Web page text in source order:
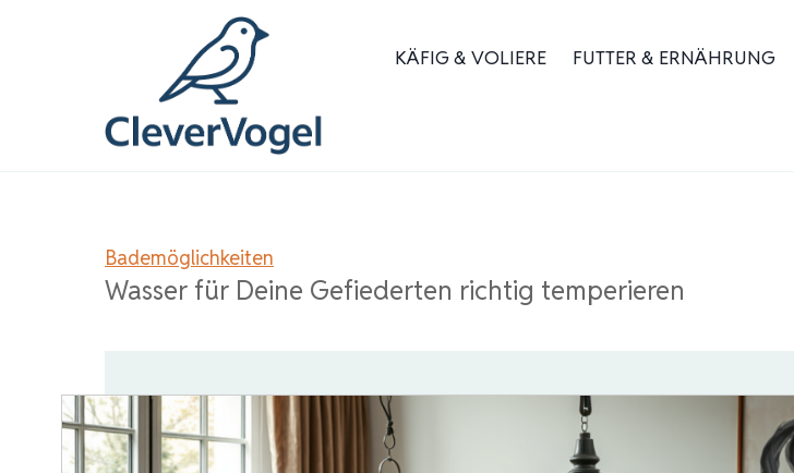
KÄFIG & VOLIERE FUTTER & ERNÄHRUNG
Bademöglichkeiten
Wasser für Deine Gefiederten richtig temperieren